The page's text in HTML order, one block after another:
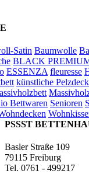
Satin Baumwolle
BLACK
ESSENZA fleuresse
künstliche
Bettwaren Senioren
PSSST
Basler Straße 109
79115 Freiburg
Tel. 0761 - 499217